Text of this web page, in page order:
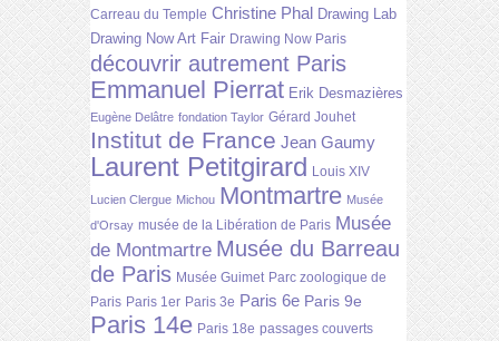
Carreau du Temple Christine Phal Drawing Lab
Drawing Now Art Fair Drawing Now Paris
découvrir autrement Paris
Emmanuel Pierrat Erik Desmazières
Eugène Delâtre fondation Taylor Gérard Jouhet
Institut de France Jean Gaumy
Laurent Petitgirard Louis XIV
Lucien Clergue Michou Montmartre Musée
d'Orsay musée de la Libération de Paris Musée
de Montmartre Musée du Barreau
de Paris Musée Guimet Parc zoologique de
Paris Paris 1er Paris 3e Paris 6e Paris 9e
Paris 14e Paris 18e passages couverts